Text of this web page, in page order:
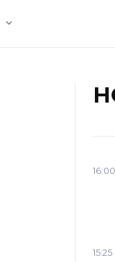
16:00
15:25